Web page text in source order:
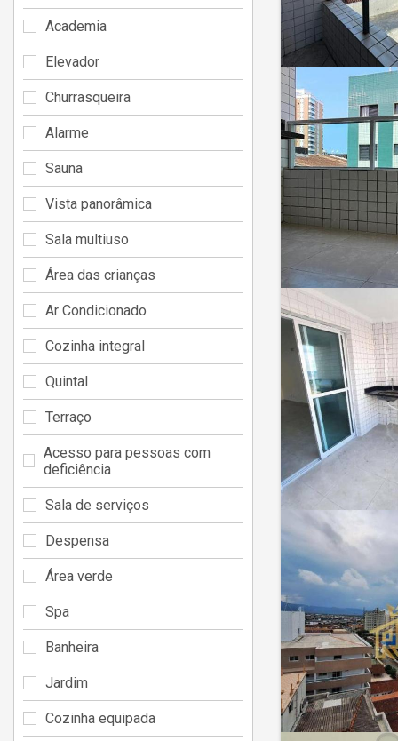
Academia
Elevador
Churrasqueira
Alarme
Sauna
Vista panorâmica
Sala multiuso
Área das crianças
Ar Condicionado
Cozinha integral
Quintal
Terraço
Acesso para pessoas com
deficiência
Sala de serviços
Despensa
Área verde
Spa
Banheira
Jardim
Cozinha equipada